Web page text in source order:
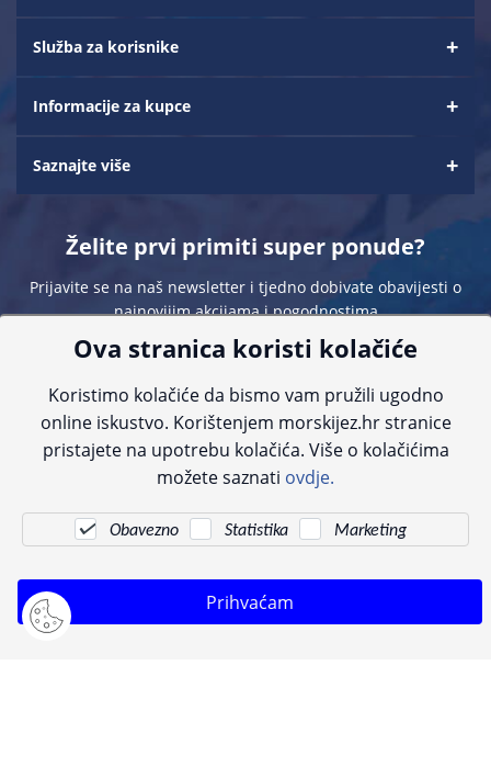
Služba za korisnike
Informacije za kupce
Saznajte više
Želite prvi primiti super ponude?
Prijavite se na naš newsletter i tjedno dobivate obavijesti o
najnovijim akcijama i pogodnostima
Sve navedene cijene sadrže PDV. Pokušavamo osigurati što preciznije
informacije, ali zbog tehnoloških ograničenja ne možemo garantirati potpunu
kontaktirajte nas putem telefona:+385 23 231 761ili e-maila:info@morskijez.hr
Ova stranica koristi kolačiće
Koristimo kolačiće da bismo vam pružili ugodno
online iskustvo. Korištenjem morskijez.hr stranice
pristajete na upotrebu kolačića. Više o kolačićima
možete saznati ovdje.
Obavezno Statistika Marketing
Prihvaćam